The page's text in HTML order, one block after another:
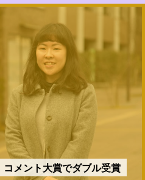
メント大賞でダブル受賞